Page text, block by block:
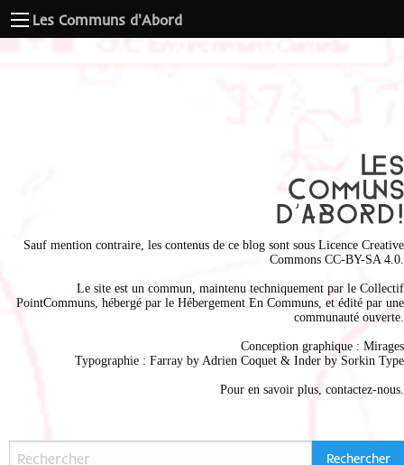
Les Communs d'Abord
Sauf mention contraire, les contenus de ce blog sont sous Licence Creative
Commons CC-BY-SA 4.0
Le site est un commun, maintenu techniquement par le Collectif
PointCommuns , hébergé par le Hébergement En Communs , et édité par une
communauté ouverte.
Conception graphique : Mirages
Typographie : Farray by Adrien Coquet & Inder by Sorkin Type
Pour en savoir plus, contactez-nous